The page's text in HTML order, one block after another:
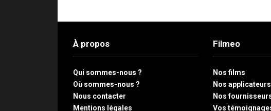
À propos
Qui sommes-nous ?
Où sommes-nous ?
Nous contacter
Mentions légales
Filmeo
Nos films
Nos applicateurs
Nos
Vos